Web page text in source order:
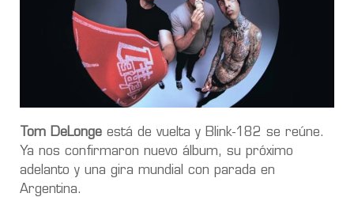
Tom DeLonge está de vuelta y Blink-182 se reúne.
Ya nos confirmaron nuevo álbum, su próximo
adelanto y una gira mundial con parada en
Argentina.